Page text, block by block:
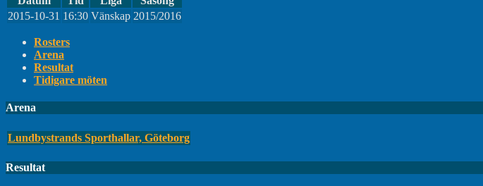
2015-10-31 16:30 Vänskap 2015/2016
Rosters
Arena
Resultat
Tidigare möten
Arena
Lundbystrands Sporthallar, Göteborg
Resultat